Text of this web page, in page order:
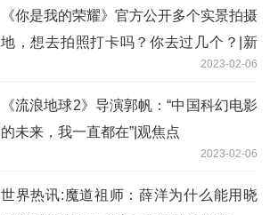
《你是我的荣耀》官方公开多个实景拍摄
地，想去拍照打卡吗？你去过几个？|新
2023-02-06
《流浪地球2》导演郭帆：“中国科幻电影
的未来，我一直都在”|观焦点
2023-02-06
世界热讯:魔道祖师：薛洋为什么能用晓